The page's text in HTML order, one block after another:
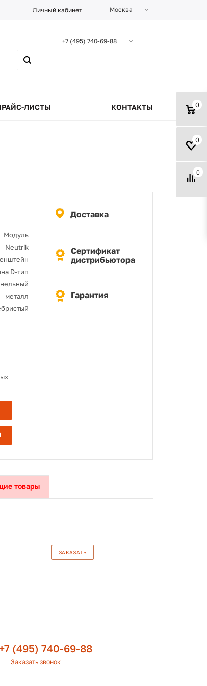
Личный кабинет Москва
+7 (495) 740-69-88
0
0
0
ЛИСТЫ КОНТАКТЫ
Модуль
Neutrik
D-тип
металл
Доставка
Сертификат
дистрибьютора
Гарантия
товары
ЗАКАЗАТЬ
+7 (495) 740-69-88
Заказать звонок